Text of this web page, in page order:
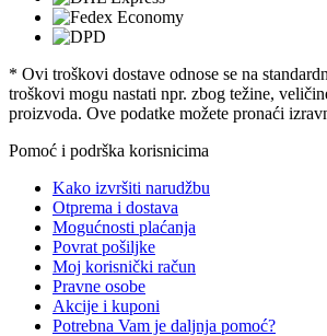
* Ovi troškovi dostave odnose se na
troškovi mogu nastati npr. zbog težine,
proizvoda. Ove podatke možete pronaći
Pomoć i podrška korisnicima
Kako izvršiti narudžbu
Otprema i dostava
Mogućnosti plaćanja
Povrat pošiljke
Moj korisnički račun
Pravne osobe
Akcije i kuponi
Potrebna Vam je daljnja pomoć?